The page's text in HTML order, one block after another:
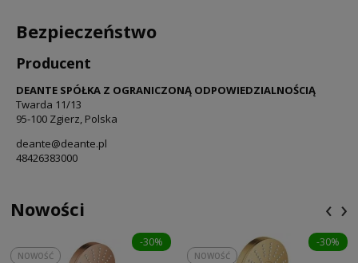
Bezpieczeństwo
Producent
DEANTE SPÓŁKA Z OGRANICZONĄ ODPOWIEDZIALNOŚCIĄ
Twarda 11/13
95-100 Zgierz, Polska
deante@deante.pl
48426383000
Nowości
-30%
NOWOŚĆ
-30%
NOWOŚĆ
‹ ›